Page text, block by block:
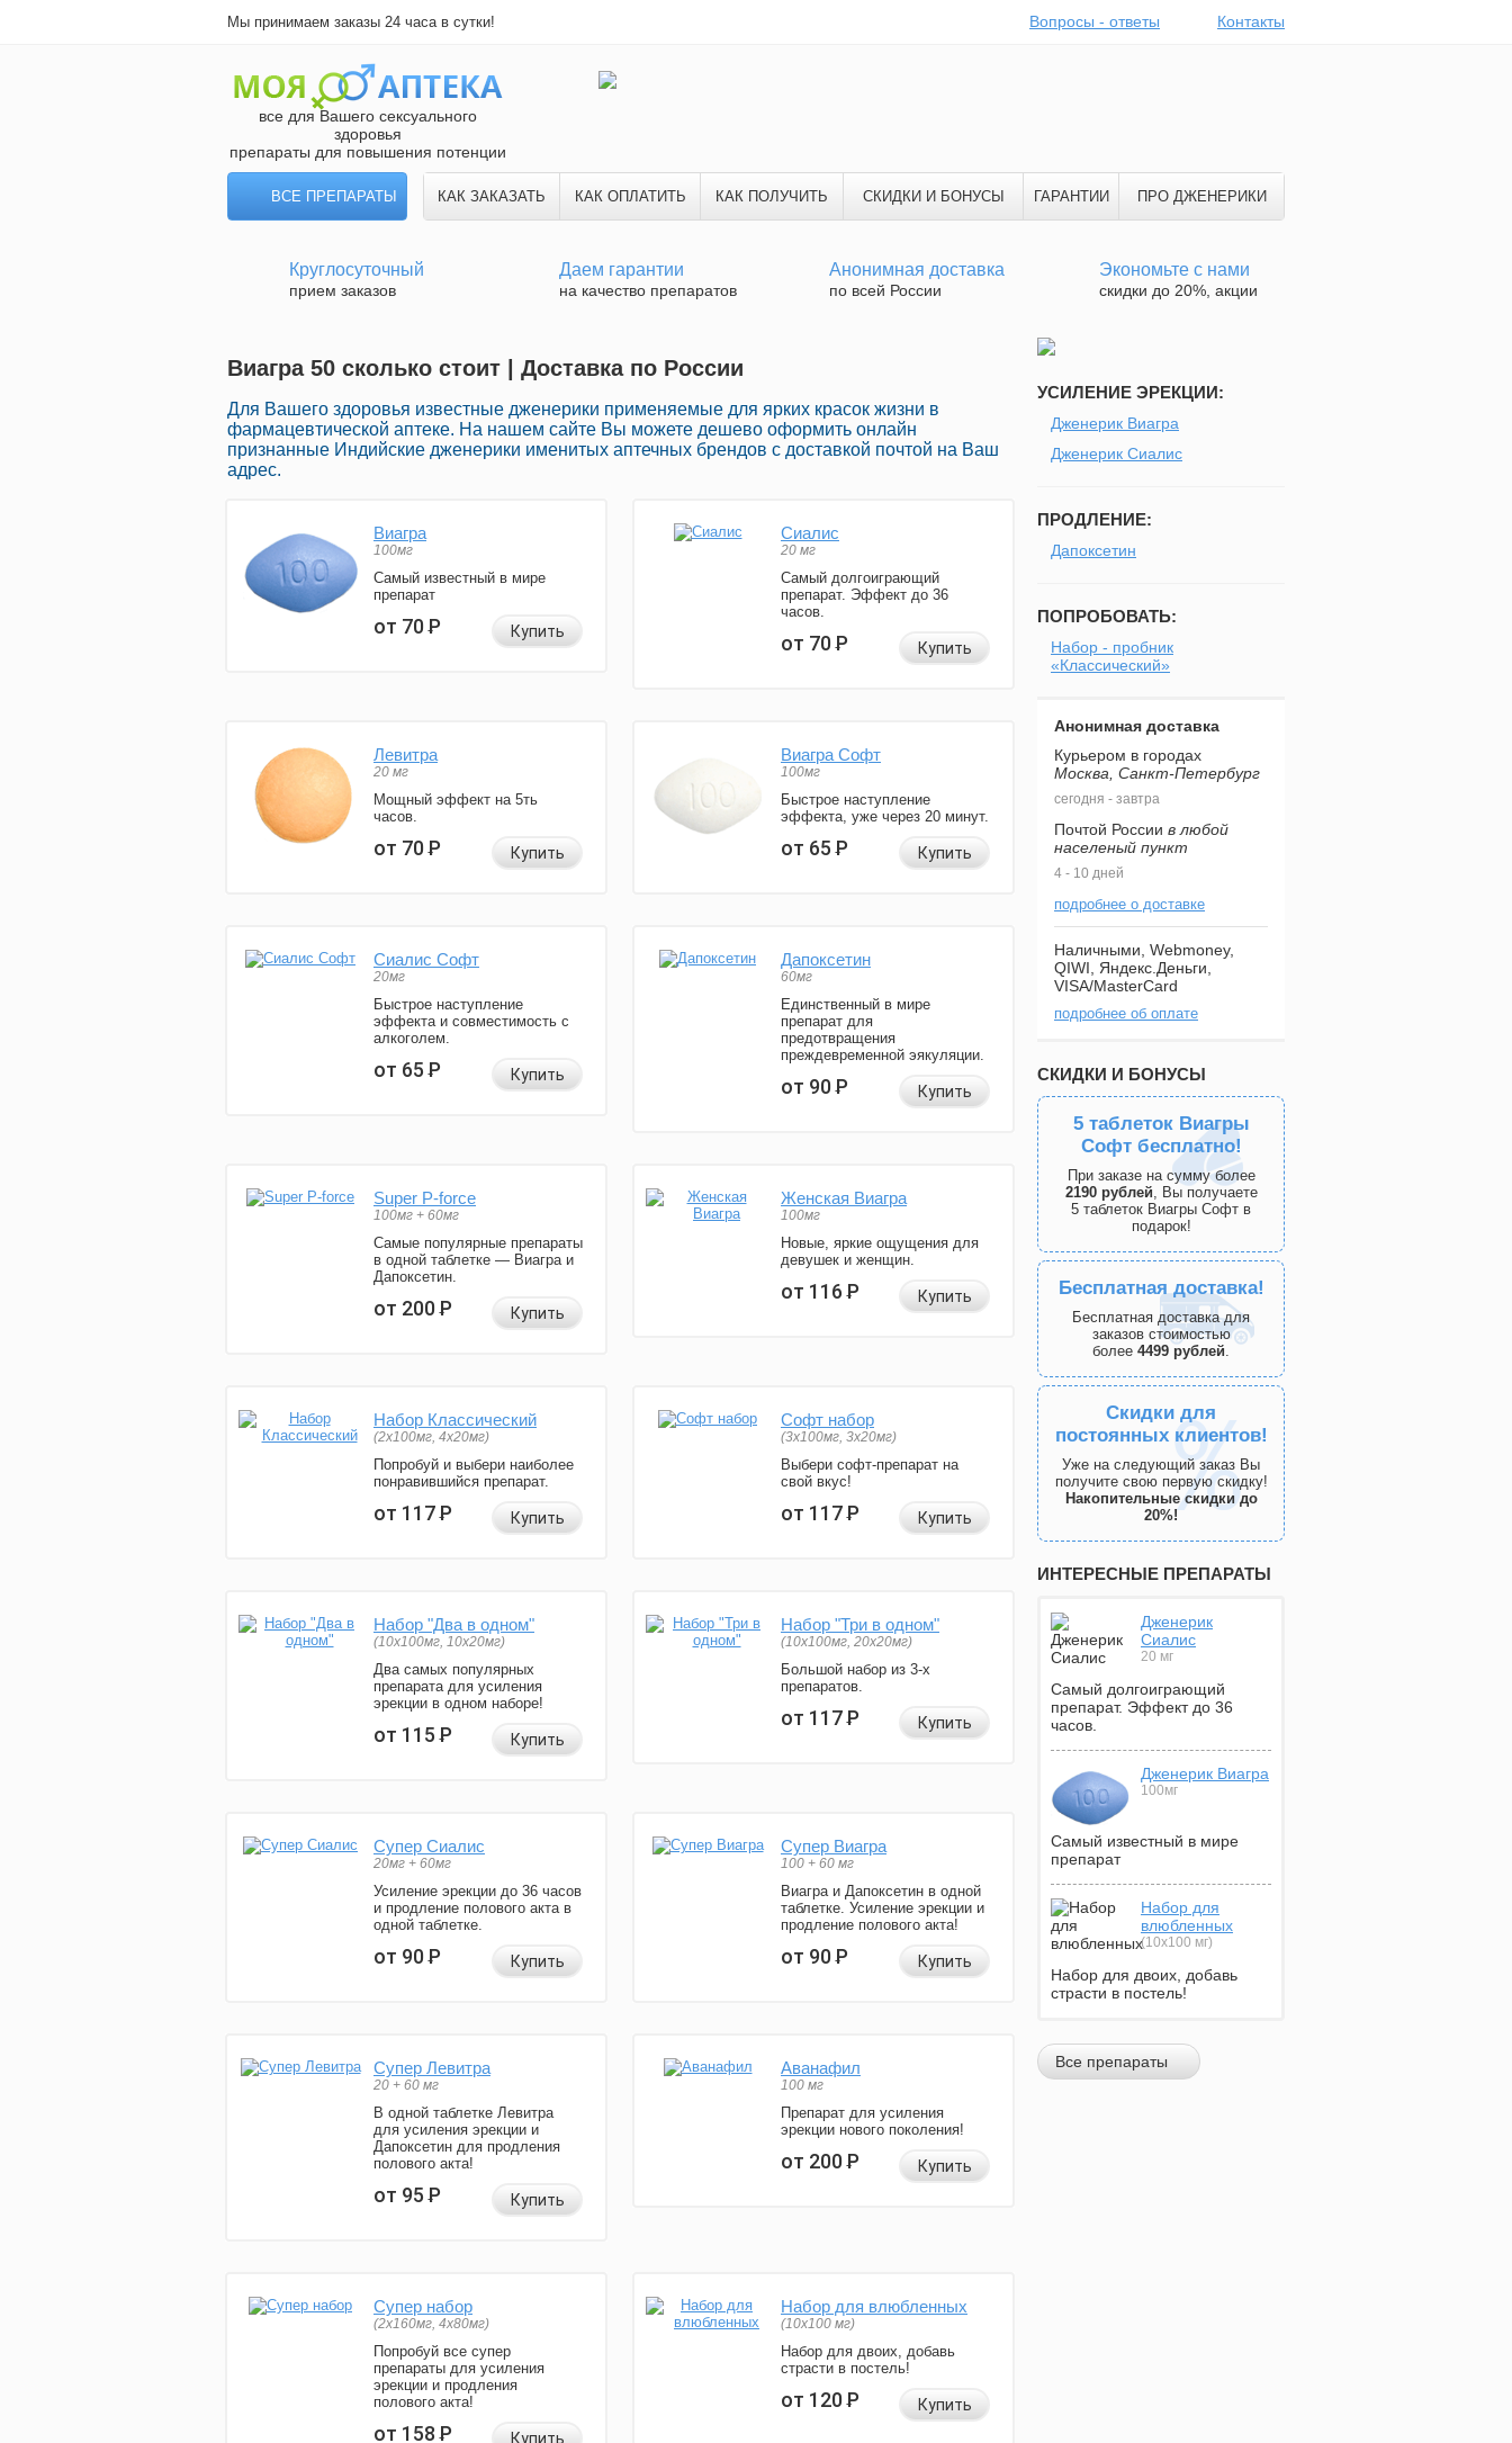
Мы принимаем заказы 24 часа в сутки! Вопросы - ответы Контакты
все для Вашего сексуального
здоровья
препараты для повышения потенции
ВСЕ ПРЕПАРАТЫ КАК ЗАКАЗАТЬ КАК ОПЛАТИТЬ КАК ПОЛУЧИТЬ СКИДКИ И БОНУСЫ ГАРАНТИИ ПРО ДЖЕНЕРИКИ
Круглосуточный
прием заказов
Даем гарантии
на качество препаратов
Анонимная доставка
по всей России
Экономьте с нами
скидки до 20%, акции
Виагра 50 сколько стоит | Доставка по России
Для Вашего здоровья известные дженерики применяемые для ярких красок жизни в
фармацевтической аптеке. На нашем сайте Вы можете дешево оформить онлайн
признанные Индийские дженерики именитых аптечных брендов с доставкой почтой на Ваш
адрес.
Виагра
100мг
Самый известный в мире
препарат
от 70Р Купить
Сиалис
20 мг
Самый долгоиграющий
препарат. Эффект до 36
часов.
от 70Р Купить
Левитра
20 мг
Мощный эффект на 5ть
часов.
от 70Р Купить
Виагра Софт
100мг
Быстрое наступление
эффекта, уже через 20 минут.
от 65Р Купить
Сиалис Софт
20мг
Быстрое наступление
эффекта и совместимость с
алкоголем.
от 65Р Купить
Дапоксетин
60мг
Единственный в мире
препарат для
предотвращения
преждевременной эякуляции.
от 90Р Купить
Super P-force
100мг + 60мг
Самые популярные препараты
в одной таблетке — Виагра и
Дапоксетин.
от 200Р Купить
Женская Виагра
100мг
Новые, яркие ощущения для
девушек и женщин.
от 116Р Купить
Набор Классический
(2x100мг, 4x20мг)
Попробуй и выбери наиболее
понравившийся препарат.
от 117Р Купить
Софт набор
(3x100мг, 3x20мг)
Выбери софт-препарат на
свой вкус!
от 117Р Купить
Набор "Два в одном"
(10x100мг, 10x20мг)
Два самых популярных
препарата для усиления
эрекции в одном наборе!
от 115Р Купить
Набор "Три в одном"
(10x100мг, 20x20мг)
Большой набор из 3-х
препаратов.
от 117Р Купить
Супер Сиалис
20мг + 60мг
Усиление эрекции до 36 часов
и продление полового акта в
одной таблетке.
от 90Р Купить
Супер Виагра
100 + 60 мг
Виагра и Дапоксетин в одной
таблетке. Усиление эрекции и
продление полового акта!
от 90Р Купить
Супер Левитра
20 + 60 мг
В одной таблетке Левитра
для усиления эрекции и
Дапоксетин для продления
полового акта!
от 95Р Купить
Аванафил
100 мг
Препарат для усиления
эрекции нового поколения!
от 200Р Купить
Супер набор
(2х160мг, 4х80мг)
Попробуй все супер
препараты для усиления
эрекции и продления
полового акта!
от 158Р Купить
Набор для влюбленных
(10х100 мг)
Набор для двоих, добавь
страсти в постель!
от 120Р Купить
УСИЛЕНИЕ ЭРЕКЦИИ:
Дженерик Виагра
Дженерик Сиалис
ПРОДЛЕНИЕ:
Дапоксетин
ПОПРОБОВАТЬ:
Набор - пробник
«Классический»
Анонимная доставка
Курьером в городах
Москва, Санкт-Петербург
сегодня - завтра
Почтой России в любой
населеный пункт
4 - 10 дней
подробнее о доставке
Наличными, Webmoney,
QIWI, Яндекс.Деньги,
VISA/MasterCard
подробнее об оплате
СКИДКИ И БОНУСЫ
5 таблеток Виагры
Софт бесплатно!
При заказе на сумму более
2190 рублей, Вы получаете
5 таблеток Виагры Софт в
подарок!
Бесплатная доставка!
Бесплатная доставка для
заказов стоимостью
более 4499 рублей.
Скидки для
постоянных клиентов!
Уже на следующий заказ Вы
получите свою первую скидку!
Накопительные скидки до
20%!
ИНТЕРЕСНЫЕ ПРЕПАРАТЫ
Дженерик
Сиалис
20 мг
Самый долгоиграющий
препарат. Эффект до 36
часов.
Дженерик Виагра
100мг
Самый известный в мире
препарат
Набор для
влюбленных
(10х100 мг)
Набор для двоих, добавь
страсти в постель!
Все препараты